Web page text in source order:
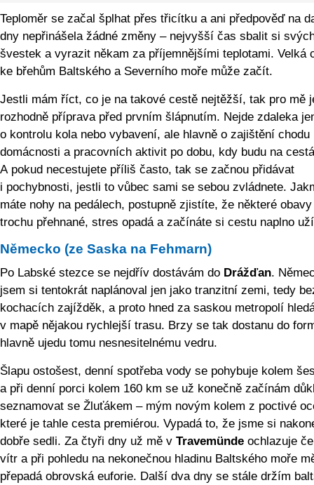
Teploměr se začal šplhat přes třicítku a ani předpověď na
dny nepřinášela žádné změny – nejvyšší čas sbalit si
švestek a vyrazit někam za příjemnějšími teplotami. Velká
ke břehům Baltského a Severního moře může začít.
Jestli mám říct, co je na takové cestě nejtěžší, tak pro mě
rozhodně příprava před prvním šlápnutím. Nejde zdaleka
o kontrolu kola nebo vybavení, ale hlavně o zajištění chodu
domácnosti a pracovních aktivit po dobu, kdy budu na
A pokud necestujete příliš často, tak se začnou přidávat
i pochybnosti, jestli to vůbec sami se sebou zvládnete.
máte nohy na pedálech, postupně zjistíte, že některé
trochu přehnané, stres opadá a začínáte si cestu naplno
Německo (ze Saska na Fehmarn)
Po Labské stezce se nejdřív dostávám do Drážďan.
jsem si tentokrát naplánoval jen jako tranzitní zemi, tedy
kochacích zajížděk, a proto hned za saskou metropolí
v mapě nějakou rychlejší trasu. Brzy se tak dostanu do
hlavně ujedu tomu nesnesitelnému ve­dru.
Šlapu ostošest, denní spotřeba vody se pohybuje kolem
a při denní porci kolem 160 km se už konečně začínám
seznamovat se Žluťákem – mým novým kolem z poctivé
které je tahle cesta premiérou. Vypadá to, že jsme si
dobře sedli. Za čtyři dny už mě v Travemünde ochlazuje
vítr a při pohledu na nekonečnou hladinu Baltského moře
přepadá obrovská euforie. Další dva dny se stále držím